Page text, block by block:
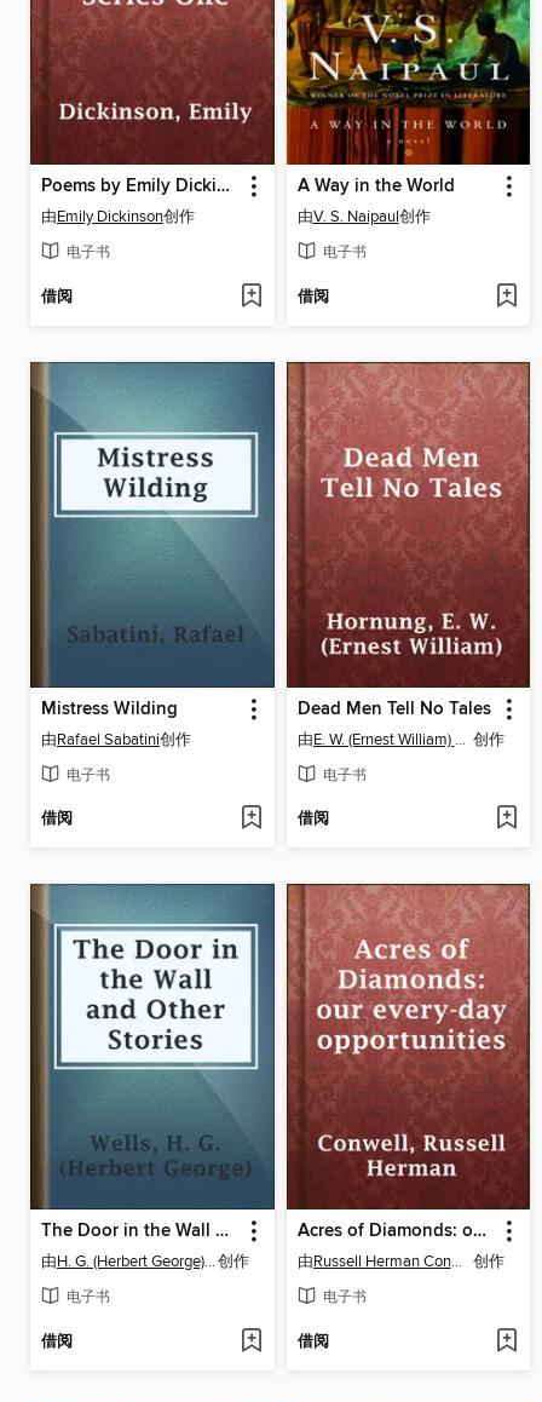
Poems by Emily Dickinson, Series One
由Emily Dickinson创作
电子书
借阅
A Way in the World
由V. S. Naipaul创作
电子书
借阅
Mistress Wilding
由Rafael Sabatini创作
电子书
借阅
Dead Men Tell No Tales
由 E. W. (Ernest William) Hornung 创作
电子书
借阅
The Door in the Wall and Other Stories
由 H. G. (Herbert George) Wells创作
电子书
借阅
Acres of Diamonds: our every-day opportunities
由 Russell Herman Conwell 创作
电子书
借阅